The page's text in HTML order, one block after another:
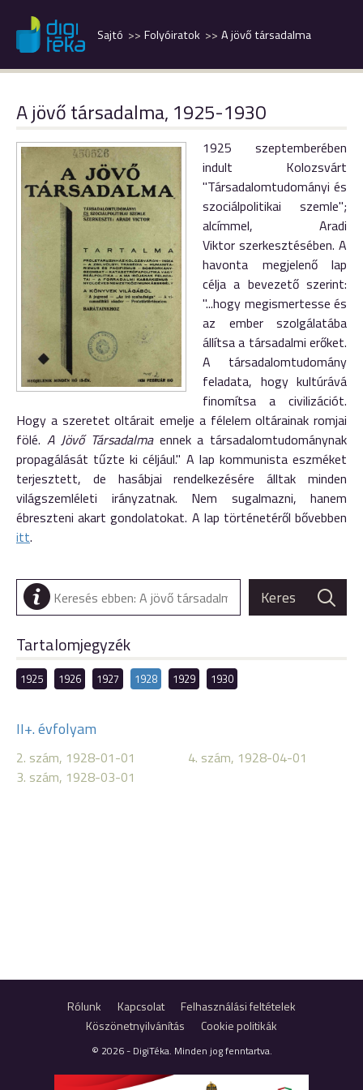
A jövő társadalma
Folyóiratok
Sajtó
A jövő társadalma, 1925-1930
1925 szeptemberében
indult Kolozsvárt
"Társadalomtudományi és
szociálpolitikai szemle";
alcímmel, Aradi
Viktor szerkesztésében. A
havonta megjelenő lap
célja a bevezető szerint:
"...hogy megismertesse és
az ember szolgálatába
állítsa a társadalmi erőket.
A társadalomtudomány
feladata, hogy kultúrává
finomítsa a civilizációt.
Hogy a szeretet oltárait emelje a félelem oltárainak romjai
fölé. A Jövő Társadalmaennek a társadalomtudománynak
propagálását tűzte ki céljául." A lap kommunista eszméket
terjesztett, de hasábjai rendelkezésére álltak minden
világszemléleti irányzatnak. Nem sugalmazni, hanem
ébreszteni akart gondolatokat. A lap történetéről bővebben
itt.
Tartalomjegyzék
1925 1926 1927 1928 1929 1930
II+. évfolyam
2. szám, 1928-01-01
3. szám, 1928-03-01
4. szám, 1928-04-01
Rólunk Kapcsolat
Felhasználási feltételek
Köszönetnyilvánítás
Cookie politikák
© 2026 - DigiTéka. Minden jog fenntartva.